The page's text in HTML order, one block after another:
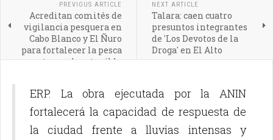
PREVIOUS ARTICLE
Acreditan comités de
vigilancia pesquera en
Cabo Blanco y El Ñuro
para fortalecer la pesca
artesanal sostenible
NEXT ARTICLE
Talara: caen cuatro
presuntos integrantes
de 'Los Devotos de la
Droga' en El Alto
ERP. La obra ejecutada por la ANIN
fortalecerá la capacidad de respuesta de
la ciudad frente a lluvias intensas y